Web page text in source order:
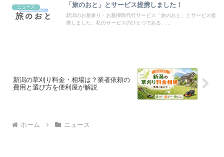
ニュース 「旅のおと」とサービス提携しました！
新潟のお墓参り・お墓掃除代行サービス「旅のおと」とサービス提
携しました。私のサービスのひとつである、...
新潟の草刈り料金・相場は？業者依頼の
費用と選び方を便利屋が解説
ホーム ニュース